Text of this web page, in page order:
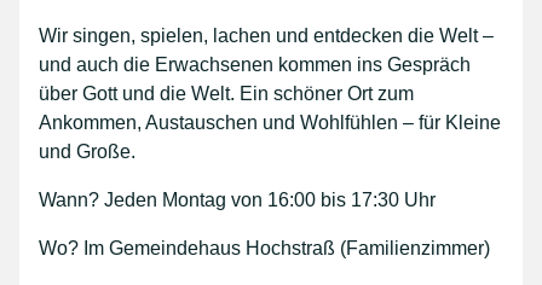
Wir singen, spielen, lachen und entdecken die Welt –
und auch die Erwachsenen kommen ins Gespräch
über Gott und die Welt. Ein schöner Ort zum
Ankommen, Austauschen und Wohlfühlen – für Kleine
und Große.
Wann? Jeden Montag von 16:00 bis 17:30 Uhr
Wo? Im Gemeindehaus Hochstraß (Familienzimmer)